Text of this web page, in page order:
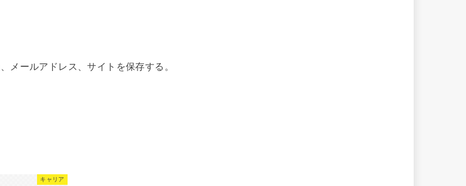
メールアドレス、サイトを保存する。
キャリア